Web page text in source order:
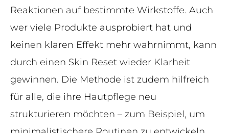
Reaktionen auf bestimmte Wirkstoffe. Auch
wer viele Produkte ausprobiert hat und
keinen klaren Effekt mehr wahrnimmt, kann
durch einen Skin Reset wieder Klarheit
gewinnen. Die Methode ist zudem hilfreich
für alle, die ihre Hautpflege neu
strukturieren möchten – zum Beispiel, um